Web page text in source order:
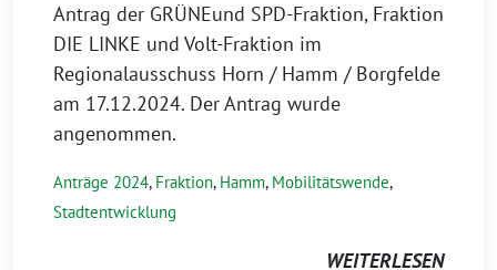
Antrag der GRÜNEund SPD-Fraktion, Fraktion
DIE LINKE und Volt-Fraktion im
Regionalausschuss Horn / Hamm / Borgfelde
am 17.12.2024. Der Antrag wurde
angenommen.
Anträge 2024, Fraktion, Hamm, Mobilitätswende,
Stadtentwicklung
WEITERLESEN